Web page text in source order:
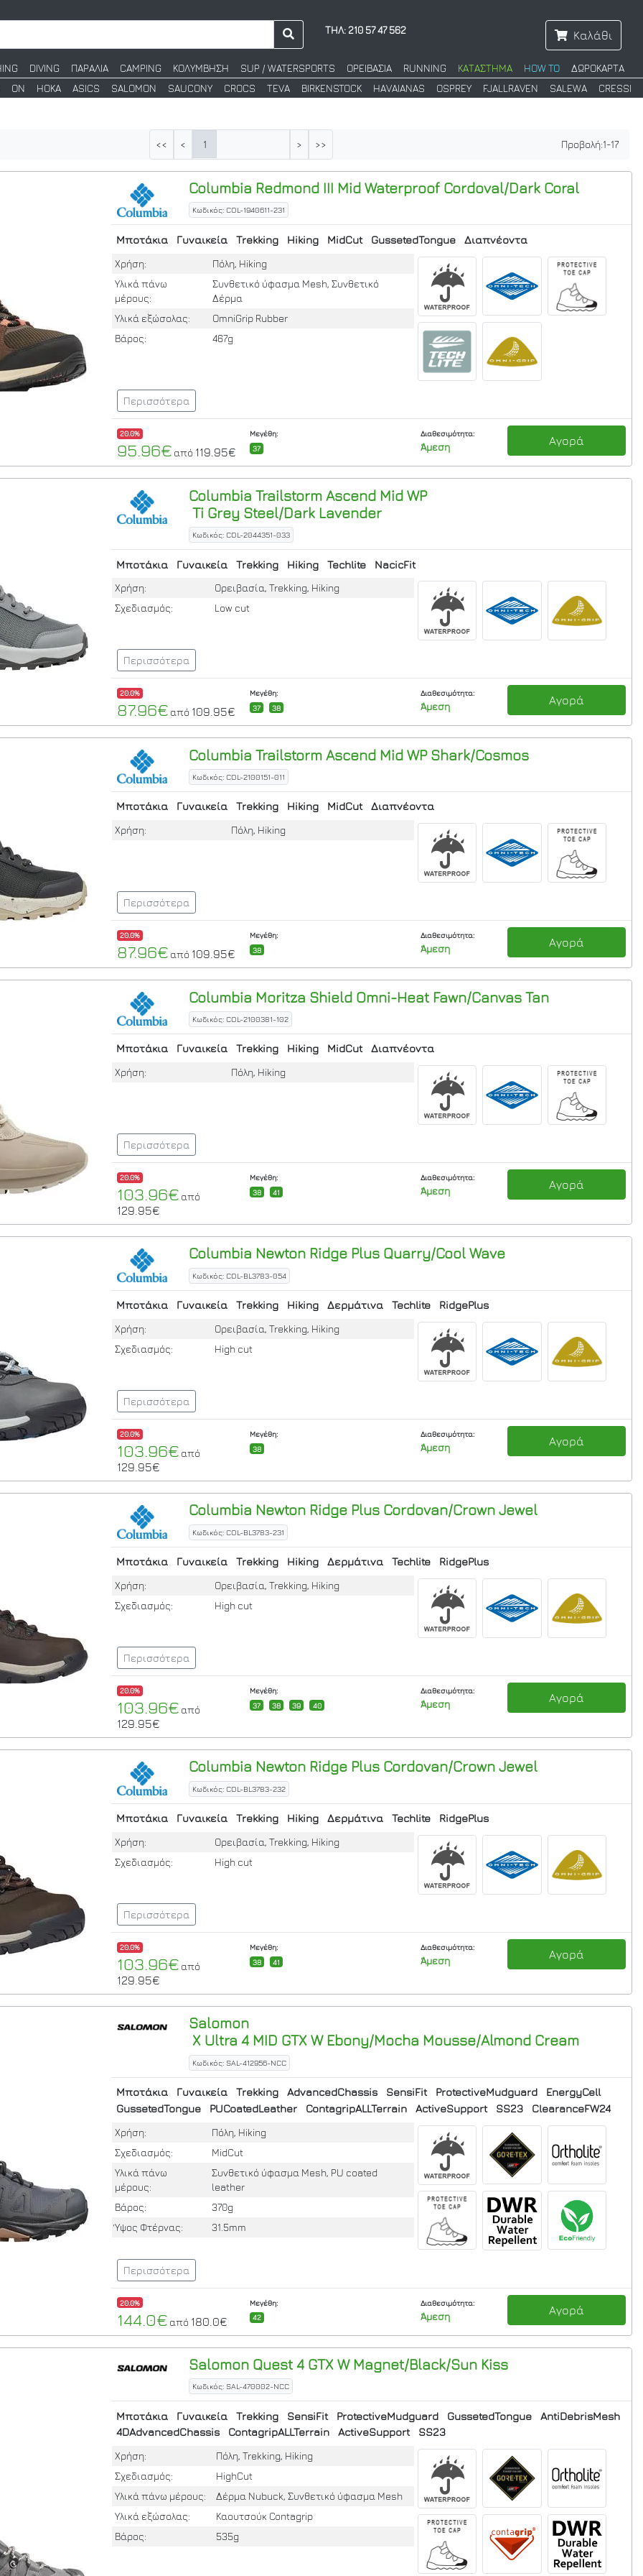
ΤΗΛ: 210 57 47 562 Καλάθι
DIVING ΠΑΡΑΛΙΑ CAMPING ΚΟΛΥΜΒΗΣΗ SUP / WATERSPORTS ΟΡΕΙΒΑΣΙΑ RUNNING ΚΑΤΑΣΤΗΜΑ HOW TO
ΔΩΡΟΚΑΡΤΑ
ON HOKA ASICS SALOMON SAUCONY CROCS TEVA BIRKENSTOCK HAVAIANAS OSPREY FJALLRAVEN SALEWA CRESSI
<< < 1 > >> Προβολή:1-17
Columbia Redmond III Mid WaterproofCordoval/Dark Coral
Κωδικός: COL-1940611-231
Μποτάκια Γυναικεία Trekking Hiking MidCut GussetedTongue Διαπνέοντα
Χρήση:
Πόλη, Hiking
Υλικά πάνω
μέρους:
Συνθετικό ύφασμα Mesh, Συνθετικό
Δέρμα
Υλικά εξώσολας:
OmniGrip Rubber
Βάρος:
467g
Περισσότερα
20.0%
95.96€ από 119.95€
Μεγέθη:
37
Διαθεσιμότητα:
Άμεση Αγορά
Columbia Trailstorm Ascend Mid WP
Ti Grey Steel/Dark Lavender
Κωδικός: COL-2044351-033
Μποτάκια Γυναικεία Trekking Hiking Techlite NacicFit
Χρήση:
Ορειβασία, Trekking, Hiking
Σχεδιασμός:
Low cut
Περισσότερα
20.0%
87.96€ από 109.95€
Μεγέθη:
37
38
Διαθεσιμότητα:
Άμεση Αγορά
Columbia Trailstorm Ascend Mid WPShark/Cosmos
Κωδικός: COL-2100151-011
Μποτάκια Γυναικεία Trekking Hiking MidCut Διαπνέοντα
Χρήση: Πόλη, Hiking
Περισσότερα
20.0%
87.96€ από 109.95€
Μεγέθη:
38
Διαθεσιμότητα:
Άμεση Αγορά
Columbia Moritza Shield Omni-HeatFawn/Canvas Tan
Κωδικός: COL-2100381-102
Μποτάκια Γυναικεία Trekking Hiking MidCut Διαπνέοντα
Χρήση: Πόλη, Hiking
Περισσότερα
20.0%
103.96€ από
129.95€
Μεγέθη:
38
41
Διαθεσιμότητα:
Άμεση Αγορά
Columbia Newton Ridge PlusQuarry/Cool Wave
Κωδικός: COL-BL3783-054
Μποτάκια Γυναικεία Trekking Hiking Δερμάτινα Techlite RidgePlus
Χρήση:
Ορειβασία, Trekking, Hiking
Σχεδιασμός:
High cut
Περισσότερα
20.0%
103.96€ από
129.95€
Μεγέθη:
38
Διαθεσιμότητα:
Άμεση Αγορά
Columbia Newton Ridge PlusCordovan/Crown Jewel
Κωδικός: COL-BL3783-231
Μποτάκια Γυναικεία Trekking Hiking Δερμάτινα Techlite RidgePlus
Χρήση:
Ορειβασία, Trekking, Hiking
Σχεδιασμός:
High cut
Περισσότερα
20.0%
103.96€ από
129.95€
Μεγέθη:
37
38 39 40
Διαθεσιμότητα:
Άμεση Αγορά
Columbia Newton Ridge PlusCordovan/Crown Jewel
Κωδικός: COL-BL3783-232
Μποτάκια Γυναικεία Trekking Hiking Δερμάτινα Techlite RidgePlus
Χρήση:
Ορειβασία, Trekking, Hiking
Σχεδιασμός:
High cut
Περισσότερα
20.0%
103.96€ από
129.95€
Μεγέθη:
38
41
Διαθεσιμότητα:
Άμεση Αγορά
Salomon
X Ultra 4 MID GTX W Ebony/Mocha Mousse/Almond Cream
Κωδικός: SAL-412956-NCC
Μποτάκια Γυναικεία Trekking AdvancedChassis SensiFit ProtectiveMudguard
EnergyCell
GussetedTongue
PUCoatedLeather ContagripALLTerrain ActiveSupport SS23 ClearanceFW24
Χρήση:
Πόλη, Hiking
Σχεδιασμός:
MidCut
Υλικά πάνω
μέρους:
Συνθετικό ύφασμα Mesh, PU coated
leather
Βάρος:
370g
Ύψος Φτέρνας:
31.5mm
Περισσότερα
20.0%
144.0€ από 180.0€
Μεγέθη:
42
Διαθεσιμότητα:
Άμεση Αγορά
SalomonQuest 4 GTX W Magnet/Black/Sun Kiss
Κωδικός: SAL-470002-NCC
Μποτάκια Γυναικεία Trekking SensiFit ProtectiveMudguard GussetedTongue
AntiDebrisMesh
4DAdvancedChassis
ContagripALLTerrain ActiveSupport SS23
Χρήση:
Πόλη, Trekking, Hiking
Σχεδιασμός:
HighCut
Υλικά πάνω μέρους:
Δέρμα Nubuck, Συνθετικό ύφασμα Mesh
Υλικά εξώσολας:
Καουτσούκ Contagrip
Βάρος:
535g